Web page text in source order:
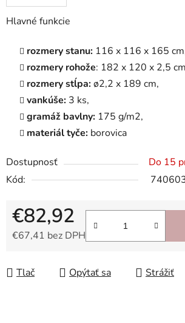
Hlavné funkcie
rozmery stanu: 116 x 116 x 165
rozmery rohože: 182 x 120 x 2,5 cm
rozmery stĺpa:ø2,2 x 189 cm,
vankúše: 3 ks,
gramáž bavlny: 175 g/m2,
materiál tyče: borovica
Dostupnosť
Do 15
Kód:
€82,92
€67,41 bez DPH
Tlač Opýtať sa Strážiť